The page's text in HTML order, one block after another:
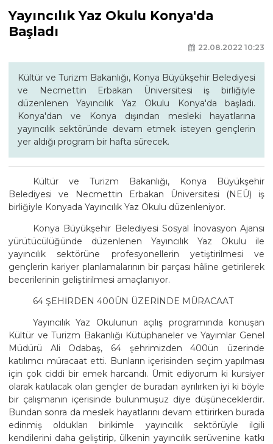
Yayıncılık Yaz Okulu Konya'da
Başladı
22.08.2022 10:23
Kültür ve Turizm Bakanlığı, Konya Büyükşehir Belediyesi
ve Necmettin Erbakan Üniversitesi iş birliğiyle
düzenlenen Yayıncılık Yaz Okulu Konya'da başladı.
Konya'dan ve Konya dışından mesleki hayatlarına
yayıncılık sektöründe devam etmek isteyen gençlerin
yer aldığı program bir hafta sürecek.
Kültür ve Turizm Bakanlığı, Konya Büyükşehir
Belediyesi ve Necmettin Erbakan Üniversitesi (NEÜ) iş
birliğiyle Konyada Yayıncılık Yaz Okulu düzenleniyor.
Konya Büyükşehir Belediyesi Sosyal İnovasyon Ajansı
yürütücülüğünde düzenlenen Yayıncılık Yaz Okulu ile
yayıncılık sektörüne profesyonellerin yetiştirilmesi ve
gençlerin kariyer planlamalarının bir parçası hâline getirilerek
becerilerinin geliştirilmesi amaçlanıyor.
64 ŞEHİRDEN 400ÜN ÜZERİNDE MÜRACAAT
Yayıncılık Yaz Okulunun açılış programında konuşan
Kültür ve Turizm Bakanlığı Kütüphaneler ve Yayımlar Genel
Müdürü Ali Odabaş, 64 şehrimizden 400ün üzerinde
katılımcı müracaat etti. Bunların içerisinden seçim yapılması
için çok ciddi bir emek harcandı. Ümit ediyorum ki kursiyer
olarak katılacak olan gençler de buradan ayrılırken iyi ki böyle
bir çalışmanın içerisinde bulunmuşuz diye düşüneceklerdir.
Bundan sonra da meslek hayatlarını devam ettirirken burada
edinmiş oldukları birikimle yayıncılık sektörüyle ilgili
kendilerini daha geliştirip, ülkenin yayıncılık serüvenine katkı